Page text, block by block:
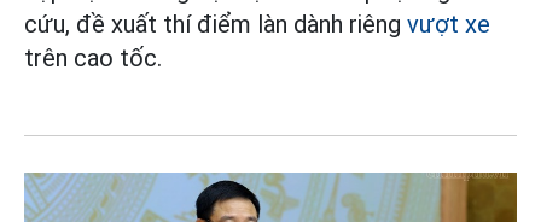
cứu, đề xuất thí điểm làn dành riêng vượt xe
trên cao tốc.